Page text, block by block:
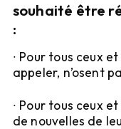
souhaité être
:
∙ Pour tous ceux
appeler, n’osent
∙ Pour tous ceux
de nouvelles de